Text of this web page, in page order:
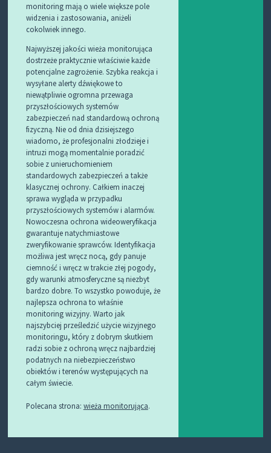
monitoring mają o wiele większe pole
widzenia i zastosowania, aniżeli
cokolwiek innego.
Najwyższej jakości wieża monitorująca
dostrzeże praktycznie właściwie każde
potencjalne zagrożenie. Szybka reakcja i
wysyłane alerty dźwiękowe to
niewątpliwie ogromna przewaga
przyszłościowych systemów
zabezpieczeń nad standardową ochroną
fizyczną. Nie od dnia dzisiejszego
wiadomo, że profesjonalni złodzieje i
intruzi mogą momentalnie poradzić
sobie z unieruchomieniem
standardowych zabezpieczeń a także
klasycznej ochrony. Całkiem inaczej
sprawa wygląda w przypadku
przyszłościowych systemów i alarmów.
Nowoczesna ochrona wideoweryfikacja
gwarantuje natychmiastowe
zweryfikowanie sprawców. Identyfikacja
możliwa jest wręcz nocą, gdy panuje
ciemność i wręcz w trakcie złej pogody,
gdy warunki atmosferyczne są niezbyt
bardzo dobre. To wszystko powoduje, że
najlepsza ochrona to właśnie
monitoring wizyjny. Warto jak
najszybciej prześledzić użycie wizyjnego
monitoringu, który z dobrym skutkiem
radzi sobie z ochroną wręcz najbardziej
podatnych na niebezpieczeństwo
obiektów i terenów występujących na
całym świecie.
Polecana strona: wieża monitorująca.